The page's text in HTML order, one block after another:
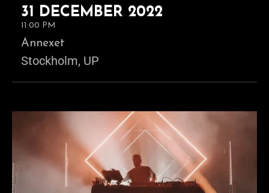
31 DECEMBER 2022
11:00 PM
Annexet
Stockholm, UP